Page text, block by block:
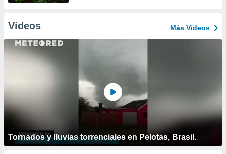
Vídeos Más Vídeos
Tornados y lluvias torrenciales en Pelotas, Brasil.